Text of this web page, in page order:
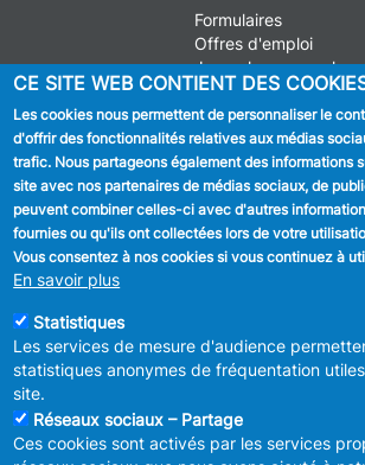
Formulaires
Offres d'emploi
Journal communal
Stationnement
SUIVEZ NOUS
Facebook
Linkedin
MENU
CE SITE WEB CONTIENT DES
Les cookies nous permettent de personnaliser le
d'offrir des fonctionnalités relatives aux médias
trafic. Nous partageons également des informations
site avec nos partenaires de médias sociaux, de
peuvent combiner celles-ci avec d'autres
fournies ou qu'ils ont collectées lors de votre
Vous consentez à nos cookies si vous continuez à
En savoir plus
Statistiques
Les services de mesure d'audience
statistiques anonymes de fréquentation
site.
Réseaux sociaux – Partage
Ces cookies sont activés par les services